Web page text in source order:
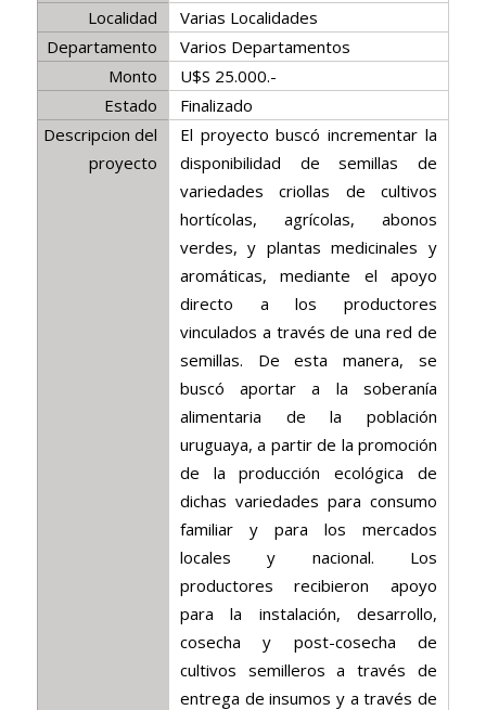
Localidad
Varias Localidades
Departamento
Varios Departamentos
Monto
U$S 25.000.-
Estado
Finalizado
Descripcion del
proyecto
El proyecto buscó incrementar la
disponibilidad de semillas de
variedades criollas de cultivos
hortícolas, agrícolas, abonos
verdes, y plantas medicinales y
aromáticas, mediante el apoyo
directo a los productores
vinculados a través de una red de
semillas. De esta manera, se
buscó aportar a la soberanía
alimentaria de la población
uruguaya, a partir de la promoción
de la producción ecológica de
dichas variedades para consumo
familiar y para los mercados
locales y nacional. Los
productores recibieron apoyo
para la instalación, desarrollo,
cosecha y post-cosecha de
cultivos semilleros a través de
entrega de insumos y a través de